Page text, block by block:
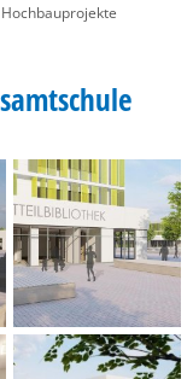
Hochbauprojekte